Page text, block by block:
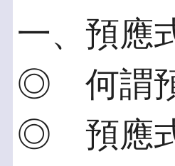
一、預應
◎ 何謂預
◎ 預應式